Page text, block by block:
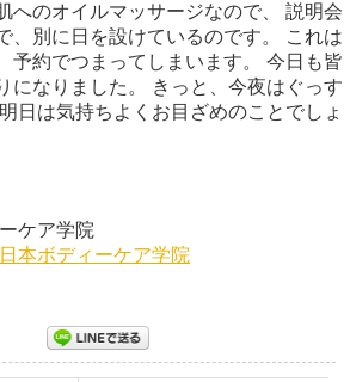
へのオイルマッサージなので、 説明会
、別に日を設けているのです。 これは
予約でつまってしまいます。 今日も皆
になりました。 きっと、今夜はぐっす
日は気持ちよくお目ざめのことでしょ
ケア学院
日本ボディーケア学院